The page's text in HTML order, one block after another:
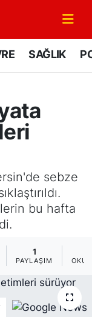
SAĞLIK
sebze
bu hafta
1
PAYLAŞIM